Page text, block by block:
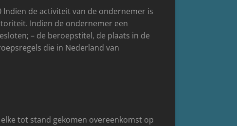
Indien de activiteit van de ondernemer is
Indien de ondernemer een
– de beroepstitel, de plaats in de
die in Nederland van
tot stand gekomen overeenkomst op